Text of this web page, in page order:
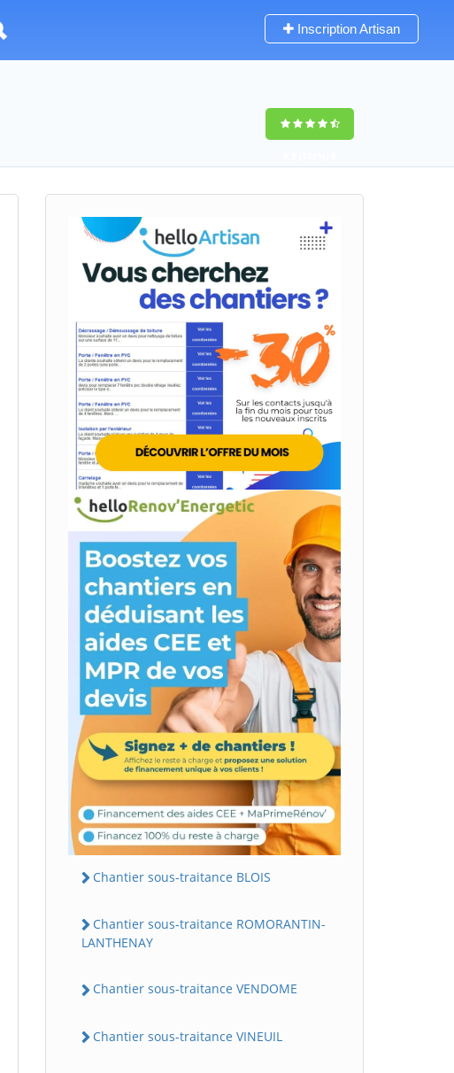
Inscription Artisan
Chantier sous-traitance BLOIS
Chantier sous-traitance ROMORANTIN-
LANTHENAY
Chantier sous-traitance VENDOME
Chantier sous-traitance VINEUIL